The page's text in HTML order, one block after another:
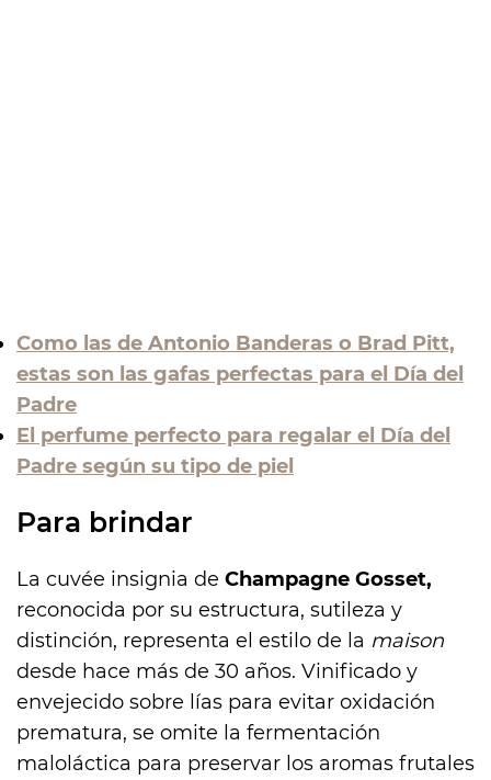
Como las de Antonio Banderas o Brad Pitt,
estas son las gafas perfectas para el Día del
Padre
El perfume perfecto para regalar el Día del
Padre según su tipo de piel
Para brindar
La cuvée insignia de Champagne Gosset,
reconocida por su estructura, sutileza y
distinción, representa el estilo de la maison
desde hace más de 30 años. Vinificado y
envejecido sobre lías para evitar oxidación
prematura, se omite la fermentación
maloláctica para preservar los aromas frutales